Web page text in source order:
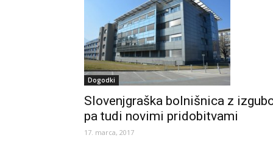
Dogodki
Slovenjgraška bolnišnica z
pa tudi novimi pridobitvami
17. marca, 2017